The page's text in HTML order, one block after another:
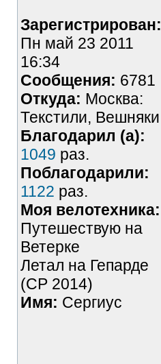
Зарегистрирован:
Пн май 23 2011
16:34
Сообщения: 6781
Откуда: Москва:
Текстили, Вешняки
Благодарил (а):
1049 раз.
Поблагодарили:
1122 раз.
Моя велотехника:
Путешествую на
Ветерке
Летал на Гепарде
(СР 2014)
Имя: Сергиус